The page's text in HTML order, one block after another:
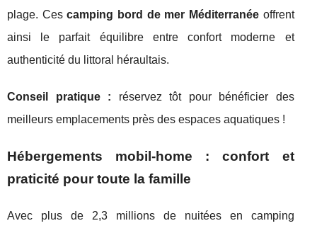
plage. Cescamping bord de mer Méditerranéeoffrent
ainsi le parfait équilibre entre confort moderne et
authenticité du littoral héraultais.
Conseil pratique : réservez tôt pour bénéficier des
meilleurs emplacements près des espaces aquatiques !
Hébergements mobil-home : confort et
praticité pour toute la famille
Avec plus de 2,3 millions de nuitées en camping